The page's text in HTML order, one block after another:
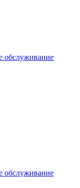
обслуживание
обслуживание